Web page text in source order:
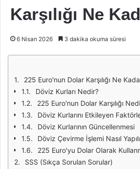
Karşılığı Ne
6 Nisan 2026 3 dakika okuma süresi
225 Euro'nun Dolar Karşılığı Ne
Döviz Kurları Nedir?
225 Euro'nun Dolar Karşılığı
Döviz Kurlarını Etkileyen
Döviz Kurlarının Güncellenmesi
Döviz Çevirme İşlemi Nasıl
225 Euro'yu Dolar Olarak
SSS (Sıkça Sorulan Sorular)